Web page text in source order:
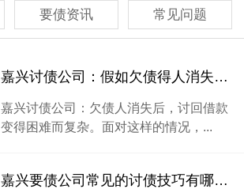
要债资讯 常见问题
嘉兴讨债公司：假如欠债得人消失了怎么查找
嘉兴讨债公司：欠债人消失后，讨回借款
变得困难而复杂。面对这样的情况，...
嘉兴要债公司常见的讨债技巧有哪些？